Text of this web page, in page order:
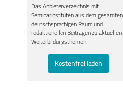
Das Anbieterverzeichnis mit
Seminarinstituten aus dem gesamten
deutschsprachigen Raum und
redaktionellen Beiträgen zu aktuellen
Weiterbildungsthemen.
Kostenfrei laden